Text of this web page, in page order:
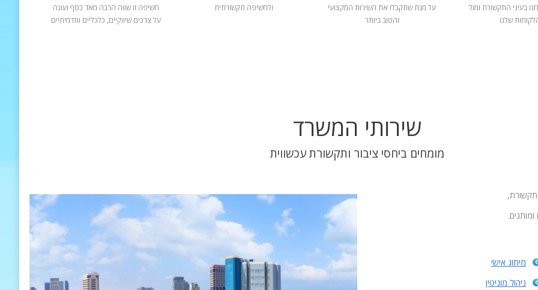
בעיני התקשורת ומול
שלנו
על מנת שתקבלו את השירות המקצועי
והטוב ביותר
ולחשיפה תקשורתית
חשיפה זו שווה הרבה מאד כסף ועונה
על צרכים שיווקיים, כלכליים ותדמיתיים
שירותי המשרד
מומחים ביחסי ציבור ותקשורת עכשווית
מיתוג אישי
ניהול מוניטין